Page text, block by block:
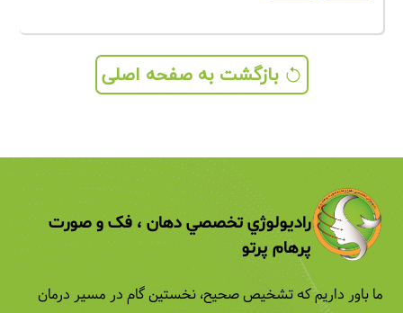
بازگشت به صفحه اصلی
پرهام پرتو